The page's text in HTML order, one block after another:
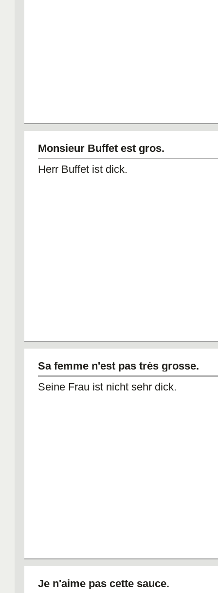
Monsieur Buffet est gros.
Herr Buffet ist dick.
Sa femme n'est pas très grosse.
Seine Frau ist nicht sehr dick.
Je n'aime pas cette sauce.